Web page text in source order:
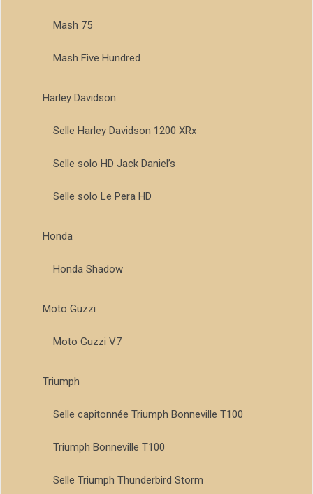
Mash 75
Mash Five Hundred
Harley Davidson
Selle Harley Davidson 1200 XRx
Selle solo HD Jack Daniel’s
Selle solo Le Pera HD
Honda
Honda Shadow
Moto Guzzi
Moto Guzzi V7
Triumph
Selle capitonnée Triumph Bonneville T100
Triumph Bonneville T100
Selle Triumph Thunderbird Storm